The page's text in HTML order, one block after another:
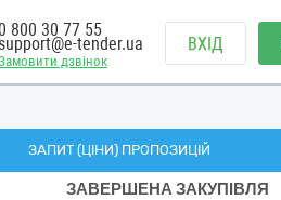
дзвінок
0 800 30 77 55
support@e-tender.ua ВХІД
ЗАПИТ (ЦІНИ) ПРОПОЗИЦІЙ
ЗАВЕРШЕНА ЗАКУПІВЛЯ